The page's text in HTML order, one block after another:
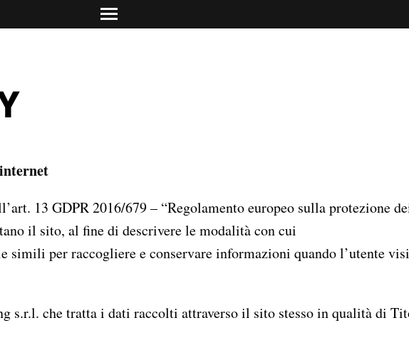
Retail & product design
13 GDPR 2016/679 – “Regolamento europeo sulla protezione
il sito, al fine di descrivere le modalità con cui
simili per raccogliere e conservare informazioni quando l’utente
s.r.l. che tratta i dati raccolti attraverso il sito stesso in qualità di